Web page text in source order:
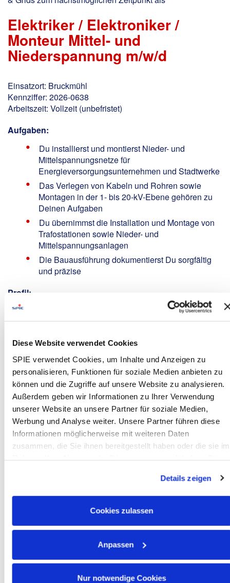
Diese Website verwendet Cookies
SPIE verwendet Cookies, um Inhalte und Anzeigen zu
personalisieren, Funktionen für soziale Medien anbieten zu
können und die Zugriffe auf unsere Website zu analysieren.
Außerdem geben wir Informationen zu Ihrer Verwendung
unserer Website an unsere Partner für soziale Medien,
Werbung und Analyse weiter. Unsere Partner führen diese
Informationen möglicherweise mit weiteren Daten
zusammen, die Sie ihnen bereitgestellt haben oder die sie im
USA ein. Alle weiteren Informationen zu Cookies finden Sie
in unserenDatenschutzhinweisen.
Details zeigen
Cookies zulassen
Anpassen
Nur notwendige Cookies
Elektriker / Elektroniker /
Monteur Mittel- und
Niederspannung m/w/d
Einsatzort: Bruckmühl
Kennziffer: 2026-0638
Arbeitszeit: Vollzeit (unbefristet)
Aufgaben:
Du installierst und montierst Nieder- und
Mittelspannungsnetze für
Energieversorgungsunternehmen und Stadtwerke
Das Verlegen von Kabeln und Rohren sowie
Montagen in der 1- bis 20-kV-Ebene gehören zu
Deinen Aufgaben
Du übernimmst die Installation und Montage von
Trafostationen sowie Nieder- und
Mittelspannungsanlagen
Die Bauausführung dokumentierst Du sorgfältig
und präzise
Profil:
Abgeschlossene elektrotechnische Ausbildung
(z.B. Elektriker / Elektroniker / Elektrofachkraft /
Qualifikation
Gerne auch Quereinsteiger oder Berufsanfänger
mit dem entsprechenden Ehrgeiz und Interesse
am Erlernen neuer Tätigkeitsfelder
Führschein der Klasse B erforderlich,
wünschenswert C und CE
Motivierter, eigenverantwortlicher und engagierter
Arbeitsstil sowie Zuverlässigkeit,
Kommunikations- und Teamfähigkeit
nach IG Metall-Tarif (inkl.
Zusatzleistungen wie bspw. Weihnachtsgeld)
30 Tage Urlaubinkl. Urlaubsgeld
BetrieblicheAltersversorgungmit bis zu 600
Unbefristete krisensichere Anstellung
vielseitigen Aufgabenfeld mit spannenden
Projekten in der Region - Sie sind jeden Abend